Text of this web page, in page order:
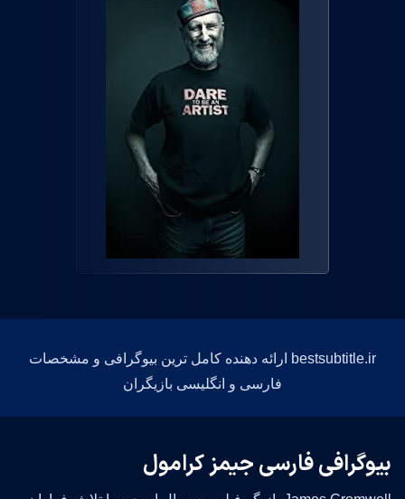
bestsubtitle.ir ارائه دهنده کامل ترین بیوگرافی و مشخصات
فارسی و انگلیسی بازیگران
بیوگرافی فارسی جیمز کرامول